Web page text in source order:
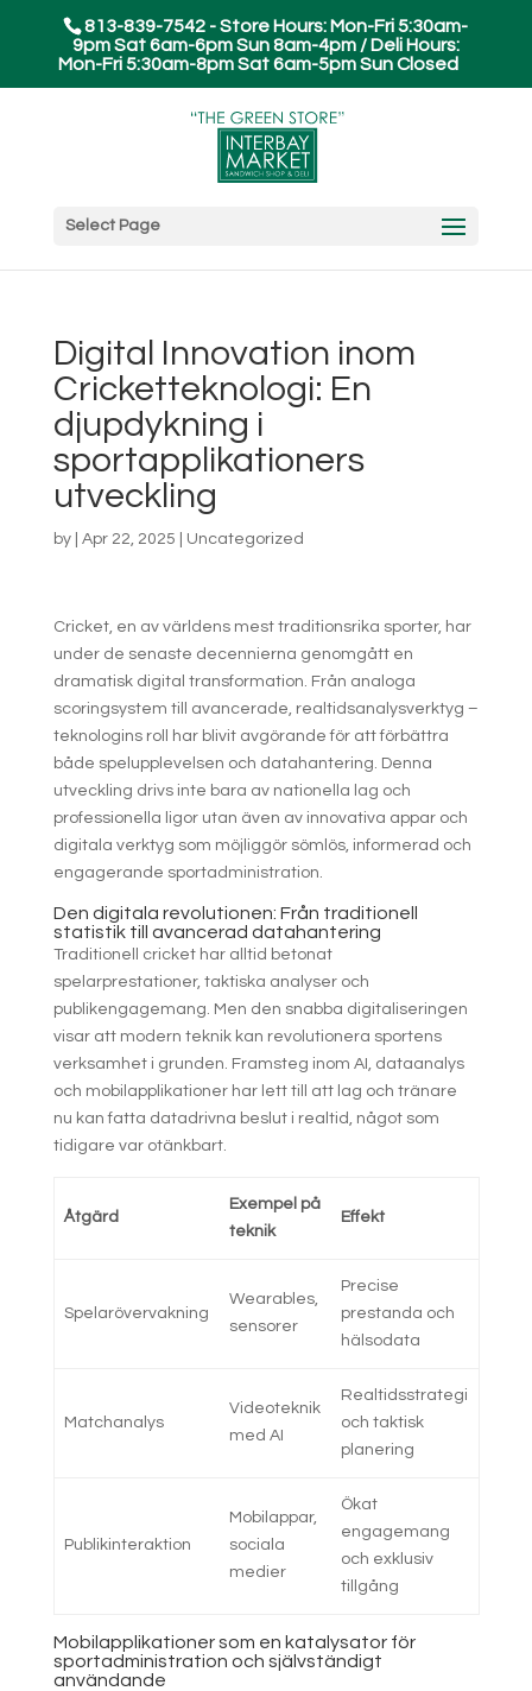
813-839-7542 - Store Hours: Mon-Fri 5:30am-
9pm Sat 6am-6pm Sun 8am-4pm / Deli Hours:
Mon-Fri 5:30am-8pm Sat 6am-5pm Sun Closed
Select Page
Digital Innovation inom
Cricketteknologi: En
djupdykning i
sportapplikationers
utveckling
by Apr 22, 2025 Uncategorized
Cricket, en av världens mest traditionsrika sporter, har
under de senaste decennierna genomgått en
dramatisk digital transformation. Från analoga
scoringsystem till avancerade, realtidsanalysverktyg –
teknologins roll har blivit avgörande för att förbättra
både spelupplevelsen och datahantering. Denna
utveckling drivs inte bara av nationella lag och
professionella ligor utan även av innovativa appar och
digitala verktyg som möjliggör sömlös, informerad och
engagerande sportadministration.
Den digitala revolutionen: Från traditionell
statistik till avancerad datahantering
Traditionell cricket har alltid betonat
spelarprestationer, taktiska analyser och
publikengagemang. Men den snabba digitaliseringen
visar att modern teknik kan revolutionera sportens
verksamhet i grunden. Framsteg inom AI, dataanalys
och mobilapplikationer har lett till att lag och tränare
nu kan fatta datadrivna beslut i realtid, något som
tidigare var otänkbart.
Åtgärd
Exempel på
teknik
Effekt
Spelarövervakning
Wearables,
sensorer
Precise
prestanda och
hälsodata
Matchanalys
Videoteknik
med AI
Realtidsstrategi
och taktisk
planering
Publikinteraktion
Mobilappar,
sociala
medier
Ökat
engagemang
och exklusiv
tillgång
Mobilapplikationer som en katalysator för
sportadministration och självständigt
användande